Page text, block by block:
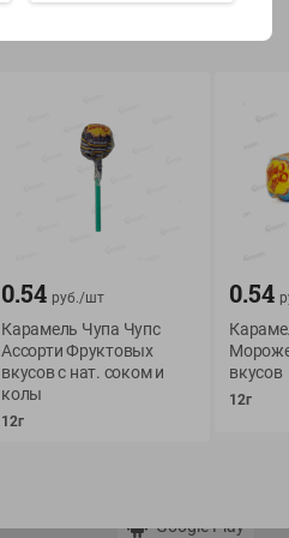
Обратная связь
Приложение Green c
Google Play
0.54 руб./шт
Карамель Чупа Чупс
Ассорти Фруктовых
вкусов с нат. соком и
колы
12г
0.54
вкусов
12г